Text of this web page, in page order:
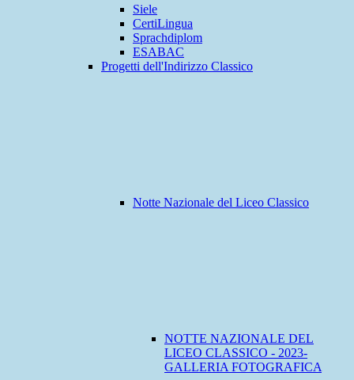
Siele
CertiLingua
Sprachdiplom
ESABAC
Progetti dell'Indirizzo Classico
Notte Nazionale del Liceo Classico
NOTTE NAZIONALE DEL
LICEO CLASSICO - 2023-
GALLERIA FOTOGRAFICA